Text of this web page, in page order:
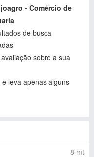
- Comércio de
de busca
sobre a sua
leva apenas alguns
8 mt